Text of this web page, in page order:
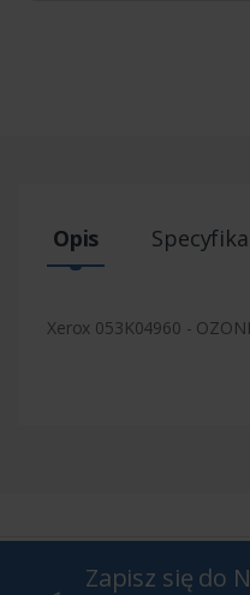
Opis
Xerox 053K04960 -
Zapisz się do